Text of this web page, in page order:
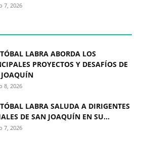
7, 2026
LABRA ABORDA LOS
PROYECTOS Y DESAFÍOS DE
8, 2026
LABRA SALUDA A DIRIGENTES
DE SAN JOAQUÍN EN SU...
7, 2026